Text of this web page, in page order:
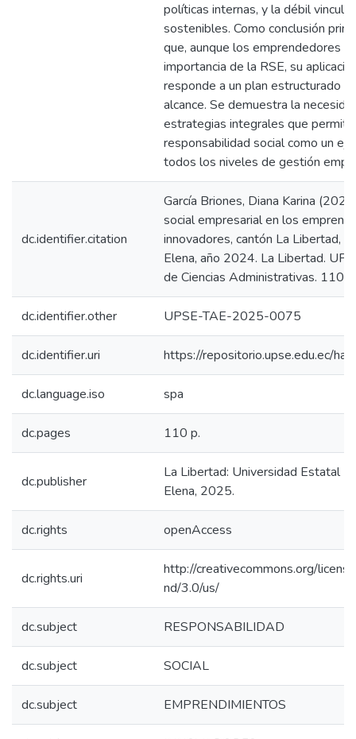
políticas internas, y la débil
sostenibles. Como conclusión
que, aunque los emprendedores
importancia de la RSE, su
responde a un plan estructurado
alcance. Se demuestra la
estrategias integrales que
responsabilidad social como un
todos los niveles de gestión
dc.identifier.citation
García Briones, Diana Karina
social empresarial en los
innovadores, cantón La Libertad,
Elena, año 2024. La Libertad.
de Ciencias Administrativas. 110p.
dc.identifier.other UPSE-TAE-2025-0075
dc.identifier.uri https://repositorio.upse.edu.ec/
dc.language.iso spa
dc.pages 110 p.
dc.publisher
La Libertad: Universidad Estatal
Elena, 2025.
dc.rights openAccess
dc.rights.uri
http://creativecommons.org/
nd/3.0/us/
dc.subject RESPONSABILIDAD
dc.subject SOCIAL
dc.subject EMPRENDIMIENTOS